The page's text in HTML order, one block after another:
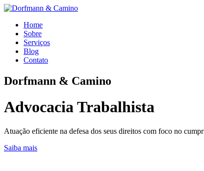
Home
Sobre
Serviços
Blog
Contato
Dorfmann & Camino
Advocacia Trabalhista
Atuação eficiente na defesa dos seus direitos com foco no
Saiba mais